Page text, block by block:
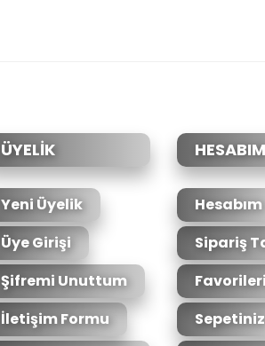
ÜYELİK
Yeni Üyelik
Üye Girişi
Şifremi Unuttum
İletişim Formu
HESABIM
Hesabım
Sipariş
Sepetiniz